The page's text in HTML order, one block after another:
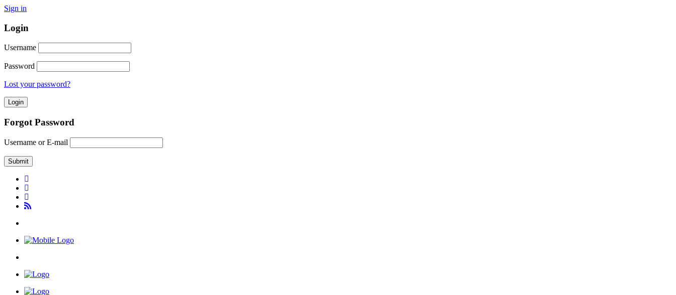
Sign in
Login
Username
Password
Lost your password?
Forgot Password
Username or E-mail